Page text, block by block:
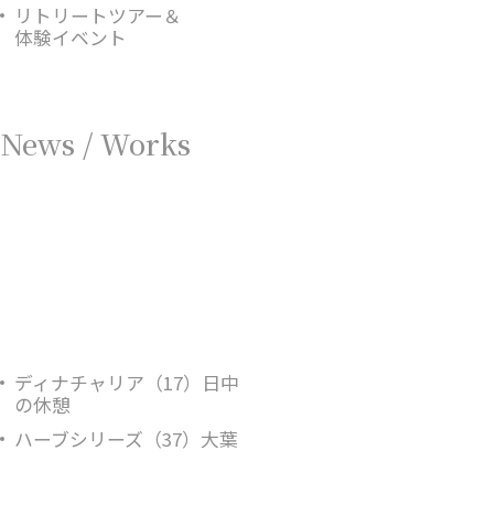
リトリートツアー＆
体験イベント
News / Works
ディナチャリア（17）日中
の休憩
ハーブシリーズ（37）大葉